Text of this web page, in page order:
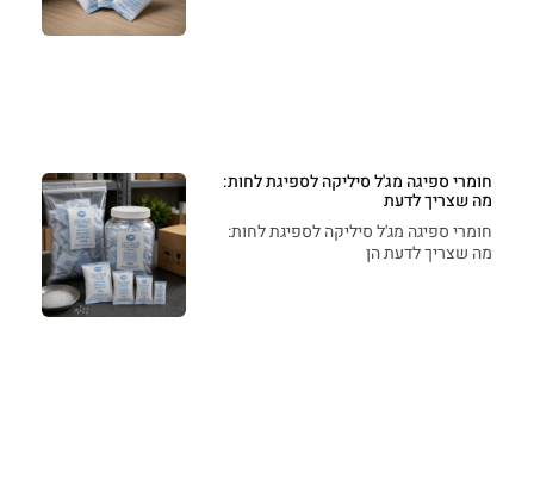
חומרי ספיגה מג'ל סיליקה לספיגת לחות:
מה שצריך לדעת
חומרי ספיגה מג'ל סיליקה לספיגת לחות:
מה שצריך לדעת הן